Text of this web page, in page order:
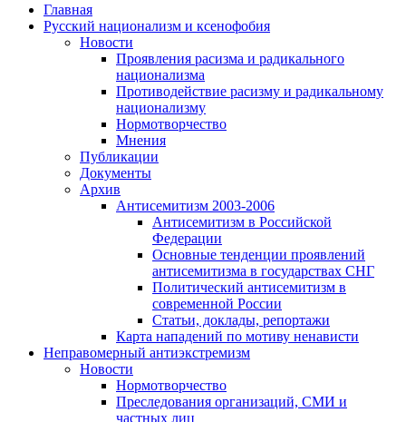
Главная
Русский национализм и ксенофобия
Новости
Проявления расизма и радикального
национализма
Противодействие расизму и радикальному
национализму
Нормотворчество
Мнения
Публикации
Документы
Архив
Антисемитизм 2003-2006
Антисемитизм в Российской
Федерации
Основные тенденции проявлений
антисемитизма в государствах СНГ
Политический антисемитизм в
современной России
Статьи, доклады, репортажи
Карта нападений по мотиву ненависти
Неправомерный антиэкстремизм
Новости
Нормотворчество
Преследования организаций, СМИ и
частных лиц